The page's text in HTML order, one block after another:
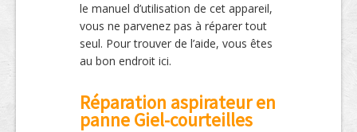
le manuel d’utilisation de cet appareil,
vous ne parvenez pas à réparer tout
seul. Pour trouver de l’aide, vous êtes
au bon endroit ici.
Réparation aspirateur en
panne Giel-courteilles